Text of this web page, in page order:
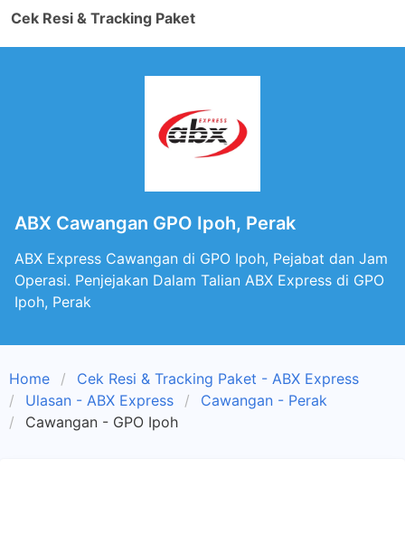
Cek Resi & Tracking Paket
ABX Cawangan GPO Ipoh, Perak
ABX Express Cawangan di GPO Ipoh, Pejabat dan Jam
Operasi. Penjejakan Dalam Talian ABX Express di GPO
Ipoh, Perak
Home
Cek Resi & Tracking Paket - ABX Express
Ulasan - ABX Express
Cawangan - Perak
Cawangan - GPO Ipoh